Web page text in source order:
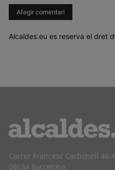
Alcaldes.eu es reserva el dret
Carrer Francesc Carbonell 46-
08034 Barcelona